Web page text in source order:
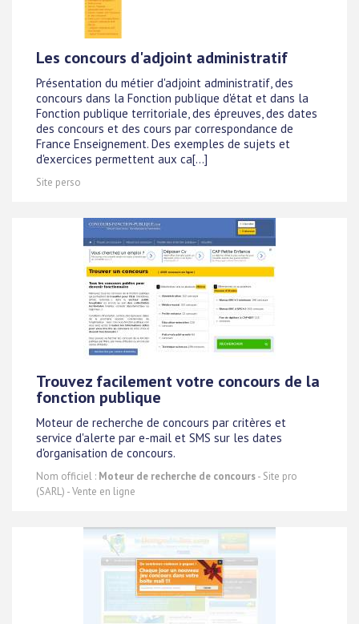
Les concours d'adjoint administratif
Présentation du métier d'adjoint administratif, des
concours dans la Fonction publique d'état et dans la
Fonction publique territoriale, des épreuves, des dates
des concours et des cours par correspondance de
France Enseignement. Des exemples de sujets et
d'exercices permettent aux ca[...]
Site perso
Trouvez facilement votre concours de la
fonction publique
Moteur de recherche de concours par critères et
service d'alerte par e-mail et SMS sur les dates
d'organisation de concours.
Nom officiel : Moteur de recherche de concours- Site pro
(SARL) - Vente en ligne